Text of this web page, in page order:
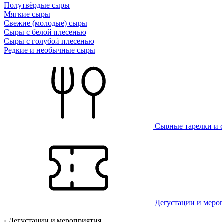
Полутвёрдые сыры
Мягкие сыры
Свежие (молодые) сыры
Сыры с белой плесенью
Сыры с голубой плесенью
Редкие и необычные сыры
Сырные тарелки и
Дегустации и
‹ Дегустации и мероприятия